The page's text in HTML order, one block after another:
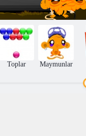
Toplar Maymunlar